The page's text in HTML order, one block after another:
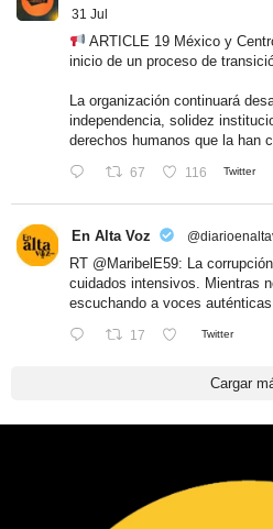
31 Jul
ARTICLE 19 México y
inicio de un proceso de
La organización continuará
independencia, solidez
derechos humanos que la han
67 116 Twitter
En Alta Voz
RT @MaribelE59: La
cuidados intensivos. Mientras
escuchando a voces
17 Twitter
Cargar